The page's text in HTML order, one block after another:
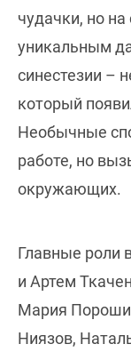
чудачки, но
уникальным
синестезии –
который
Необычные
работе, но
окружающих.
Главные роли
и Артем
Мария
Ниязов,